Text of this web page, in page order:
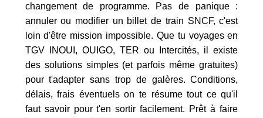
changement de programme. Pas de panique :
annuler ou modifier un billet de train SNCF, c'est
loin d'être mission impossible. Que tu voyages en
TGV INOUI, OUIGO, TER ou Intercités, il existe
des solutions simples (et parfois même gratuites)
pour t'adapter sans trop de galères. Conditions,
délais, frais éventuels on te résume tout ce qu'il
faut savoir pour t'en sortir facilement. Prêt à faire